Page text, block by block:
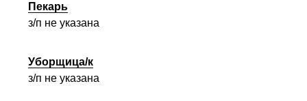
Пекарь
з/п не указана
Уборщица/к
з/п не указана